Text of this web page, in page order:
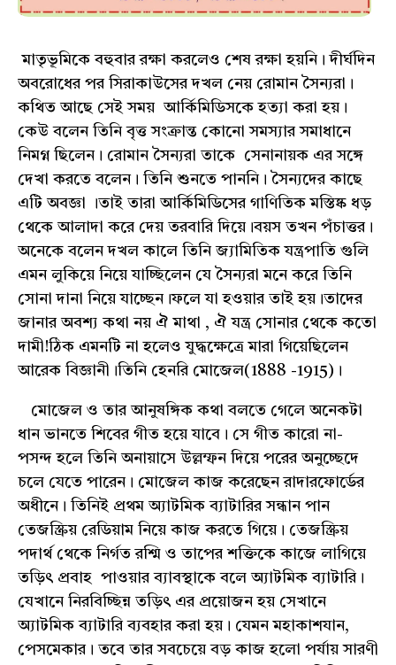
মাতৃভূমিকে বহুবার রক্ষা করলেও শেষ রক্ষা হয়নি। দীর্ঘদিন
অবরোধের পর সিরাকাউসের দখল নেয় রোমান সৈন্যরা।
কথিত আছে সেই সময় আর্কিমিডিসকে হত্যা করা হয়।
কেউ বলেন তিনি বৃত্ত সংক্রান্ত কোনো সমস্যার সমাধানে
নিমগ্ন ছিলেন। রোমান সৈন্যরা তাকে সেনানায়ক এর সঙ্গে
দেখা করতে বলেন। তিনি শুনতে পাননি। সৈন্যদের কাছে
এটি অবজ্ঞা ।তাই তারা আর্কিমিডিসের গাণিতিক মস্তিষ্ক ধড়
থেকে আলাদা করে দেয় তরবারি দিয়ে।বয়স তখন পঁচাত্তর।
অনেকে বলেন দখল কালে তিনি জ্যামিতিক যন্ত্রপাতি গুলি
এমন লুকিয়ে নিয়ে যাচ্ছিলেন যে সৈন্যরা মনে করে তিনি
সোনা দানা নিয়ে যাচ্ছেন।ফলে যা হওয়ার তাই হয়।তাদের
জানার অবশ্য কথা নয় ঐ মাথা , ঐ যন্ত্র সোনার থেকে কতো
দামী!ঠিক এমনটি না হলেও যুদ্ধক্ষেত্রে মারা গিয়েছিলেন
আরেক বিজ্ঞানী।তিনি হেনরি মোজেল(1888 -1915)।
মোজেল ও তার আনুষঙ্গিক কথা বলতে গেলে অনেকটা
ধান ভানতে শিবের গীত হয়ে যাবে। সে গীত কারো না-
পসন্দ হলে তিনি অনায়াসে উল্লম্ফন দিয়ে পরের অনুচ্ছেদে
চলে যেতে পারেন। মোজেল কাজ করেছেন রাদারফোর্ডের
অধীনে। তিনিই প্রথম অ্যাটমিক ব্যাটারির সন্ধান পান
তেজস্ক্রিয় রেডিয়াম নিয়ে কাজ করতে গিয়ে। তেজস্ক্রিয়
পদার্থ থেকে নির্গত রশ্মি ও তাপের শক্তিকে কাজে লাগিয়ে
তড়িৎ প্রবাহ পাওয়ার ব্যাবস্থাকে বলে অ্যাটমিক ব্যাটারি।
যেখানে নিরবিচ্ছিন্ন তড়িৎ এর প্রয়োজন হয় সেখানে
অ্যাটমিক ব্যাটারি ব্যবহার করা হয়। যেমন মহাকাশযান,
পেসমেকার। তবে তার সবচেয়ে বড় কাজ হলো পর্যায় সারণী